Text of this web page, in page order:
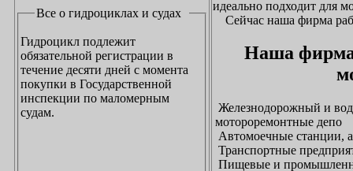
Все о гидроциклах и судах
Гидроцикл подлежит
обязательной регистрации в
течение десяти дней с момента
покупки в Государственной
инспекции по маломерным
судам.
идеально подходит для
Сейчас наша фирма
Наша фирма
Железнодорожный и
мотороремонтные депо
Автомоечные станции,
Транспортные
Пищевые и